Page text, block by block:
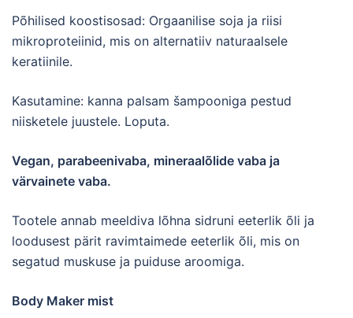
Põhilised koostisosad: Orgaanilise soja ja riisi
mikroproteiinid, mis on alternatiiv naturaalsele
keratiinile.
Kasutamine: kanna palsam šampooniga pestud
niisketele juustele. Loputa.
Vegan, parabeenivaba, mineraalõlide vaba ja
värvainete vaba.
Tootele annab meeldiva lõhna sidruni eeterlik õli ja
loodusest pärit ravimtaimede eeterlik õli, mis on
segatud muskuse ja puiduse aroomiga.
Body Maker mist